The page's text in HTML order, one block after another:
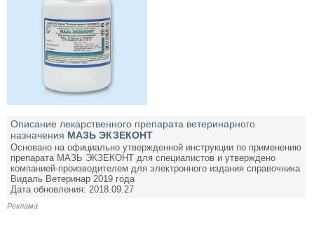
Описание лекарственного препарата ветеринарного
назначения МАЗЬ ЭКЗЕКОНТ
Основано на официально утвержденной инструкции по применению
препарата МАЗЬ ЭКЗЕКОНТ для специалистов и утверждено
компанией-производителем для электронного издания справочника
Видаль Ветеринар 2019 года
Дата обновления: 2018.09.27
Реклама